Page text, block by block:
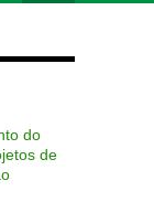
do
de